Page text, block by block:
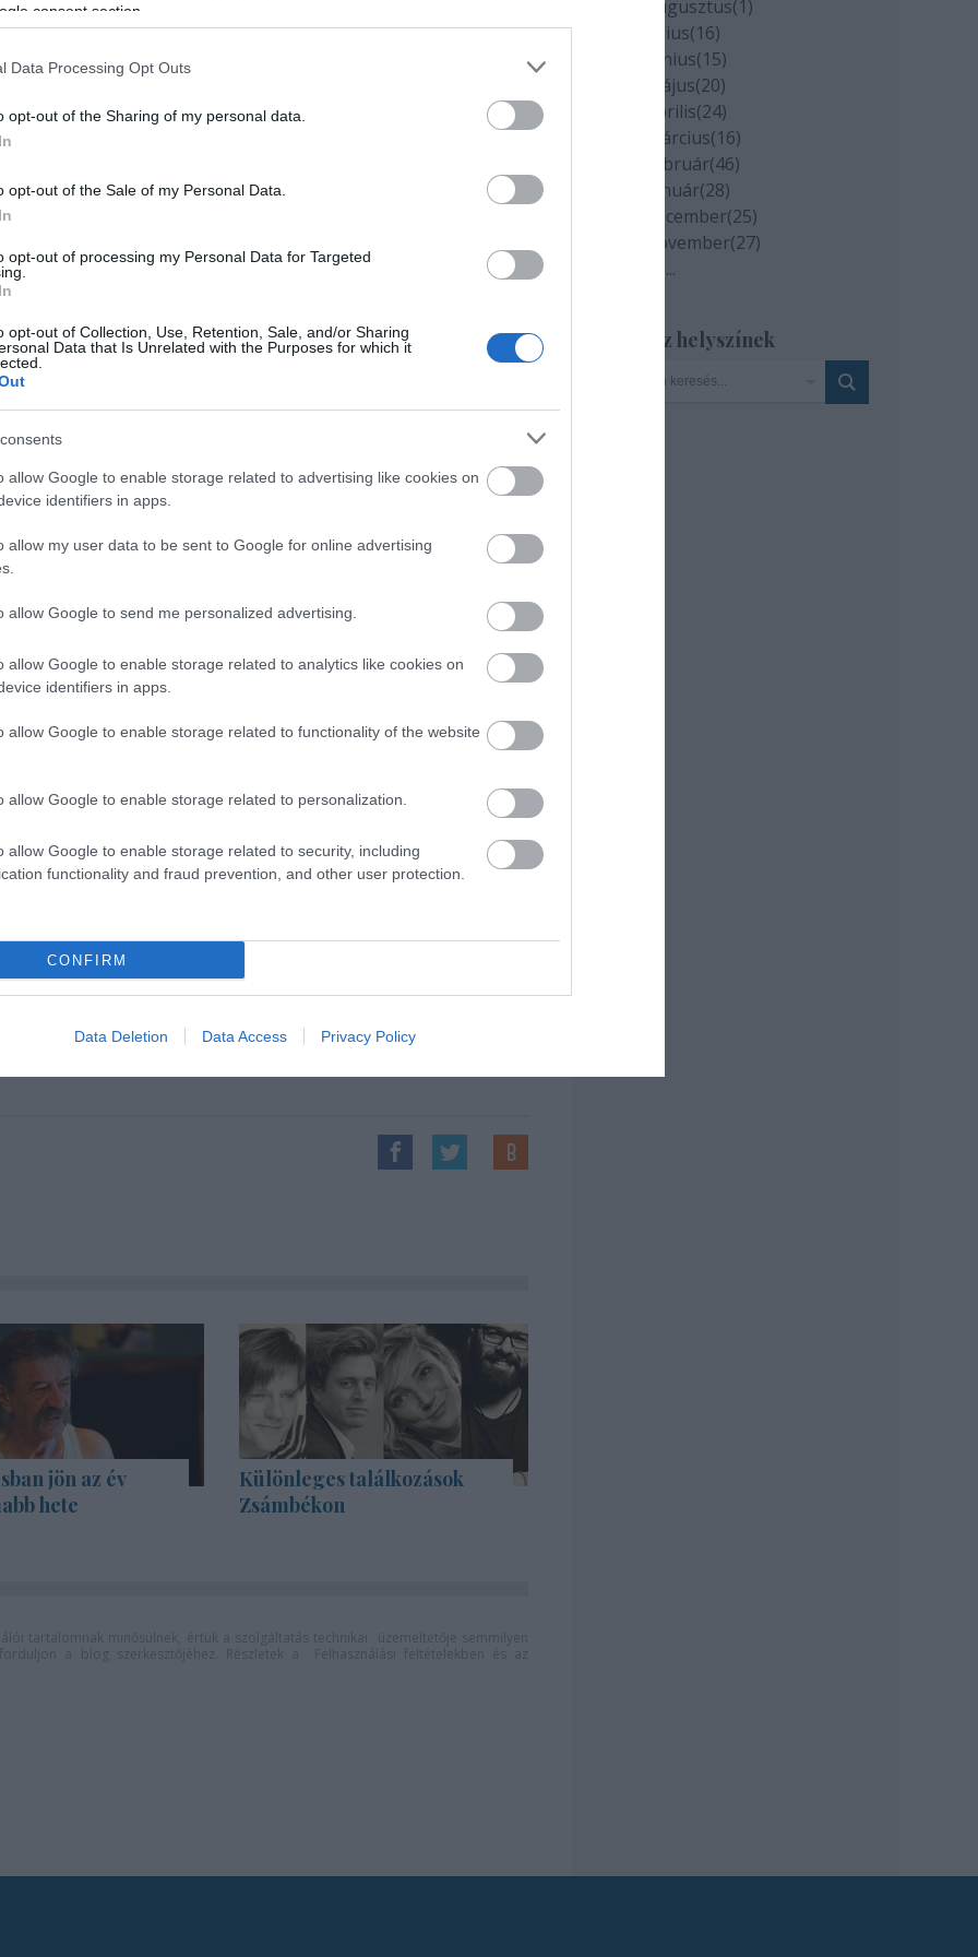
consent section.
Data Processing Opt Outs
opt-out of the Sharing of my personal data.
opt-out of the Sale of my Personal Data.
opt-out of processing my Personal Data for Targeted
opt-out of Collection, Use, Retention, Sale, and/or Sharing
Data that Is Unrelated with the Purposes for which it
allow Google to enable storage related to advertising like cookies on
identifiers in apps.
allow my user data to be sent to Google for online advertising
allow Google to send me personalized advertising.
allow Google to enable storage related to analytics like cookies on
identifiers in apps.
allow Google to enable storage related to functionality of the website
allow Google to enable storage related to personalization.
allow Google to enable storage related to security, including
functionality and fraud prevention, and other user protection.
CONFIRM
Data Deletion Data Access Privacy Policy
Színház- és Filmművészeti Egyetem hallgatóinak
Milo Rau társulatának színészei tartottak
a 200% tánc című sorozat külföldi művészeitől
valamint Sharon Eyal, Anton Lachky és a kínai
az érdeklődőkkel.
sorozat profilja. Ezúttal nemcsak hátrányos
képzésen, hanem profi magyar cirkuszosoknak is
társulatok. Az idei évadban öt külföldi
mindegyikhez tartoztak workshopok.
díjat Hód Adrienn és Horváth Csaba nyerte el,
és művészeti vezetője pedig Eck Imre Díjat kapott,
meg januárban. Az újító, fiatal hazai alkotók
látogattak el. Ezúttal nemcsak színházi-, tánc-
irodalmi, filmes és képzőművészeti programok
telefonos alkalmazása, amely szeptemberre bővül az
és Társulata a 100.
zenei programsorozat. A két éve indult, a
XTRA-sorozat 20. alkalmát májusban
menekült művészek alkotásai kerültek fel a 4-es és
Bence György színházi produkciót vitt a Kilián
Benjamin Vandewalle és Yoann Durant
mutatta be.
évadban is sokszínű programmal várják a
intelligencia, színpadra lép egy robot,
VilmosUtas és holdvilágcímű hangjátéka egy ötórás
jelentős része már megtalálható a Trafó honlapján.
jön az év
hete
Különleges találkozások
Zsámbékon
2020 augusztus(1)
2020 július(16)
2020 június(15)
2020 május(20)
2020 április(24)
2020 március(16)
2020 február(46)
2020 január(28)
2019 december(25)
2019 november(27)
...
Szinház helyszínek